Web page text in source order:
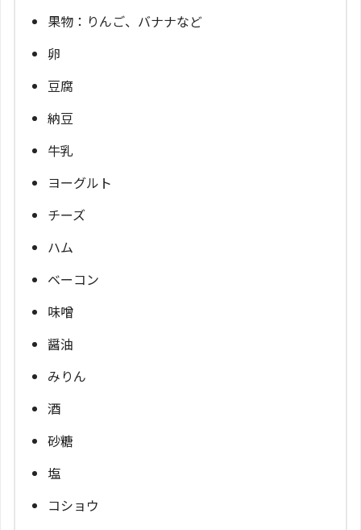
果物：りんご、バナナなど
卵
豆腐
納豆
牛乳
ヨーグルト
チーズ
ハム
ベーコン
味噌
醤油
みりん
酒
砂糖
塩
コショウ